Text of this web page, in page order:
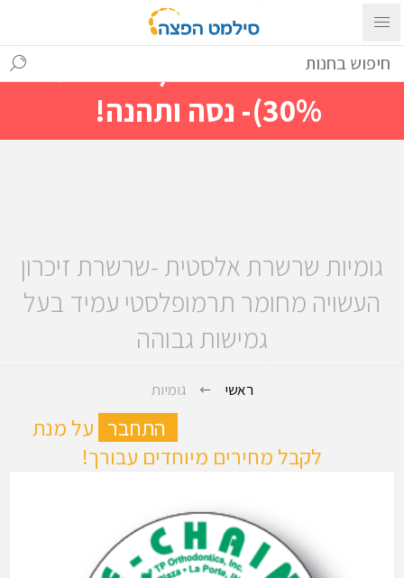
עם ההתחברות ניתן לראות מייד
מחירים מיוחדים(הנחות עד
30%)- נסה ותהנה!
גומיות שרשרת אלסטית -שרשרת זיכרון
העשויה מחומר תרמופלסטי עמיד בעל
גמישות גבוהה
ראשי גומיות
התחבר על מנת
לקבל מחירים מיוחדים עבורך!